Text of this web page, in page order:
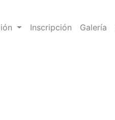
Inscripción Galería